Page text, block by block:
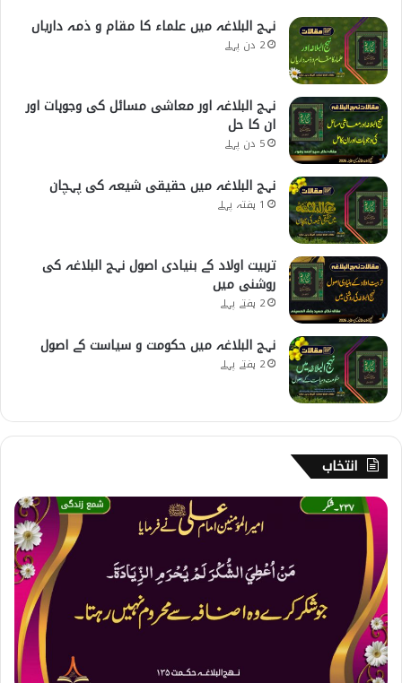
نہج البلاغہ میں علماء کا مقام و ذمہ داریاں
2 دن پہلے
نہج البلاغہ اور معاشی مسائل کی وجوہات اور
ان کا حل
5 دن پہلے
نہج البلاغہ میں حقیقی شیعہ کی پہچان
1 ہفتہ پہلے
تربیت اولاد کے بنیادی اصول نہج البلاغہ کی
روشنی میں
2 ہفتے پہلے
نہج البلاغہ میں حکومت و سیاست کے اصول
2 ہفتے پہلے
انتخاب
2
7
۔
ش
ک
ر